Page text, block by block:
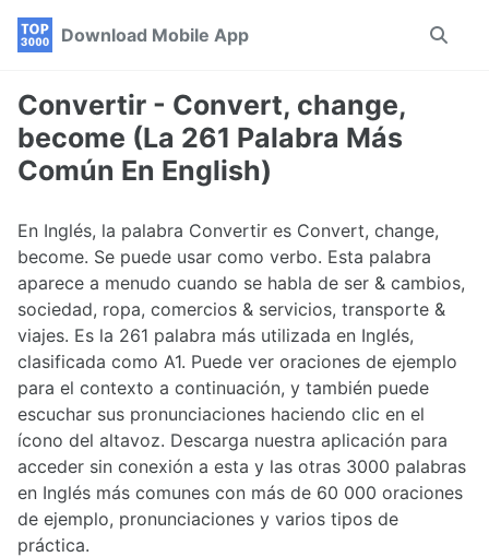
Skip
navigation
Skip
Skip
Download Mobile App
Toggle
Convertir - Convert, change,
become (La 261 Palabra Más
Común En English)
En Inglés, la palabra Convertir es Convert, change,
become. Se puede usar como verbo. Esta palabra
aparece a menudo cuando se habla de ser & cambios,
sociedad, ropa, comercios & servicios, transporte &
viajes. Es la 261 palabra más utilizada en Inglés,
clasificada como A1. Puede ver oraciones de ejemplo
para el contexto a continuación, y también puede
escuchar sus pronunciaciones haciendo clic en el
ícono del altavoz. Descarga nuestra aplicación para
acceder sin conexión a esta y las otras 3000 palabras
en Inglés más comunes con más de 60 000 oraciones
de ejemplo, pronunciaciones y varios tipos de
práctica.